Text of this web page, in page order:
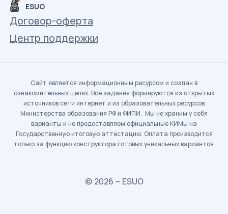
ESUO
Договор-оферта
Центр поддержки
Сайт является информационным ресурсом и создан в
ознакомительных целях. Все задания формируются из открытых
источников сети интернет и из образовательных ресурсов
Министерства образования РФ и ФИПИ. Мы не храним у себя
варианты и не предоставляем официальные КИМы на
Государственную итоговую аттестацию. Оплата производится
только за функцию конструктора готовых уникальных вариантов.
© 2026 – ESUO